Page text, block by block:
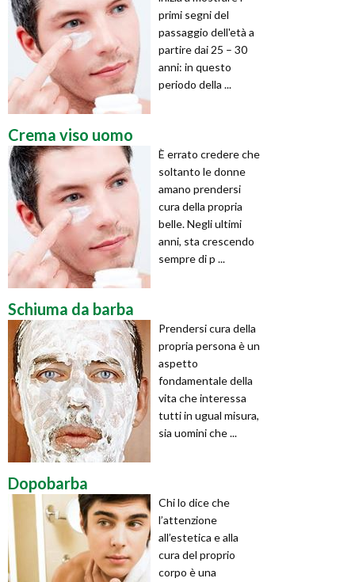
primi segni del
passaggio dell'età a
partire dai 25 – 30
anni: in questo
periodo della ...
Crema viso uomo
È errato credere che
soltanto le donne
amano prendersi
cura della propria
belle. Negli ultimi
anni, sta crescendo
sempre di p ...
Schiuma da barba
Prendersi cura della
propria persona è un
aspetto
fondamentale della
vita che interessa
tutti in ugual misura,
sia uomini che ...
Dopobarba
Chi lo dice che
l’attenzione
all’estetica e alla
cura del proprio
corpo è una